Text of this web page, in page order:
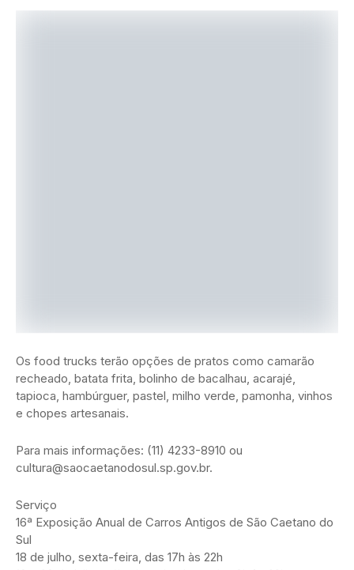
Os food trucks terão opções de pratos como camarão
recheado, batata frita, bolinho de bacalhau, acarajé,
tapioca, hambúrguer, pastel, milho verde, pamonha, vinhos
e chopes artesanais.
Para mais informações: (11) 4233-8910 ou
cultura@saocaetanodosul.sp.gov.br.
Serviço
16ª Exposição Anual de Carros Antigos de São Caetano do
Sul
18 de julho, sexta-feira, das 17h às 22h